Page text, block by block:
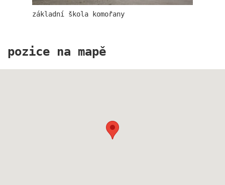
základní škola komořany
pozice na mapě